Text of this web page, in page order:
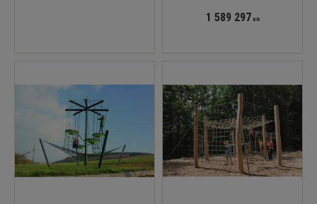
1 589 297 KR